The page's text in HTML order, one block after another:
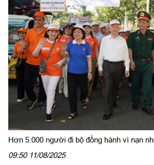
Hơn 5.000 người đi bộ đồng hành vì nạn
09:50 11/08/2025